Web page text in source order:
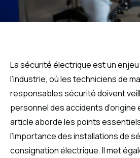
La sécurité électrique est un
l’industrie, où les techniciens de
responsables sécurité doivent
personnel des accidents d’origine
article aborde les points
l’importance des installations de
consignation électrique. Il met